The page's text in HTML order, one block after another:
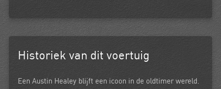
Historiek van dit voertuig
Een Austin Healey blijft een icoon in de oldtimer wereld.